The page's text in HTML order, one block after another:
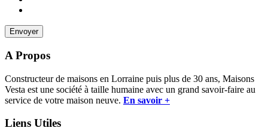
A Propos
Constructeur de maisons en Lorraine puis plus de 30 ans, Maisons
Vesta est une société à taille humaine avec un grand savoir-faire au
service de votre maison neuve. En savoir +
Liens Utiles